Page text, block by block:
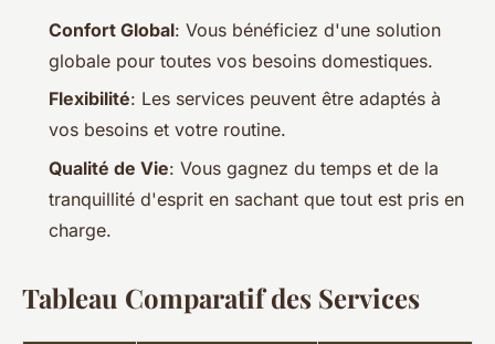
Confort Global: Vous bénéficiez d'une solution
globale pour toutes vos besoins domestiques.
Flexibilité: Les services peuvent être adaptés à
vos besoins et votre routine.
Qualité de Vie: Vous gagnez du temps et de la
tranquillité d'esprit en sachant que tout est pris en
charge.
Tableau Comparatif des Services